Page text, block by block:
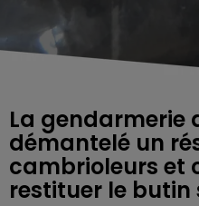
La gendarmerie
démantelé un
cambrioleurs et
restituer le butin